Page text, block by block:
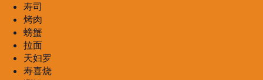
寿司
烤肉
螃蟹
拉面
天妇罗
寿喜烧